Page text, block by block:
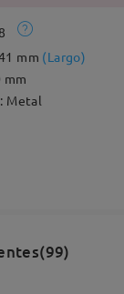
mm (Largo)
mm
Metal